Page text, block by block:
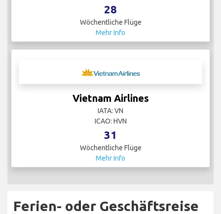
28
Wöchentliche Flüge
Mehr Info
Vietnam Airlines
IATA: VN
ICAO: HVN
31
Wöchentliche Flüge
Mehr Info
Ferien- oder Geschäftsreise